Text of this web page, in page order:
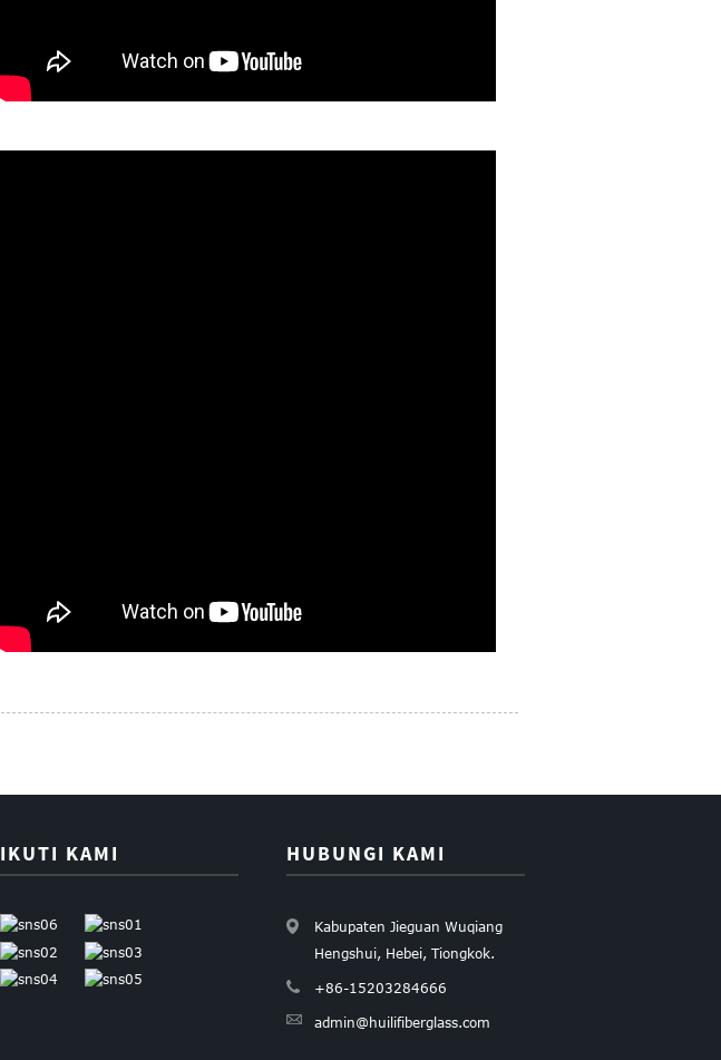
IKUTI KAMI HUBUNGI KAMI
Kabupaten Jieguan Wuqiang
Hengshui, Hebei, Tiongkok.
+86-15203284666
admin@huilifiberglass.com